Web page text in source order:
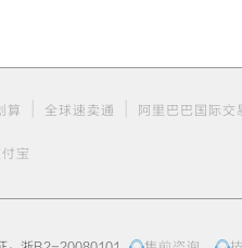
算 全球速卖通 阿里巴巴国际交
宝